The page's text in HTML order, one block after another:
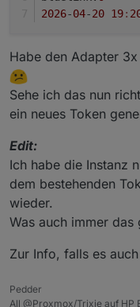
if
Der Refresh
Viel Spass
2026-04-20 19:
Habe den Adapter
Sehe ich das nun
ein neues Token
Edit:
Ich habe die Instanz
dem bestehenden
wieder.
Was auch immer das
Zur Info, falls es
Pedder
All @Proxmox/Trixie auf HP